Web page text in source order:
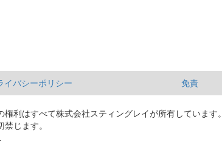
イバシーポリシー 免責
利はすべて株式会社スティングレイが所有しています。
じます。